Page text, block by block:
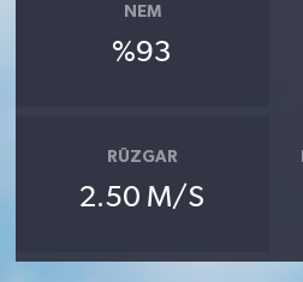
NEM
%93
RÜZGAR
2.50 M/S